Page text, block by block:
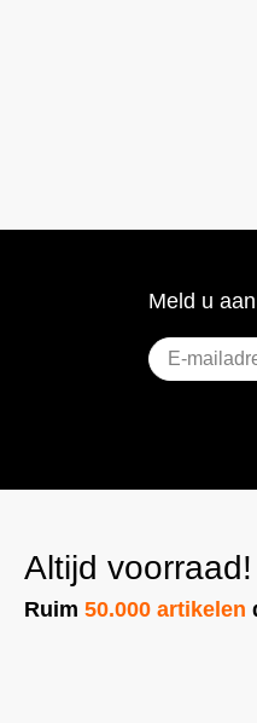
Meld u
E-
mailadres
Altijd voorraad!
Ruim50.000 artikelen